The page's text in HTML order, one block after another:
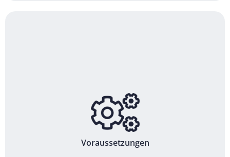
Voraussetzungen